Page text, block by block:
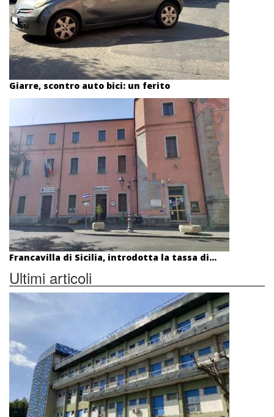
Giarre, scontro auto bici: un ferito
Francavilla di Sicilia, introdotta la tassa di...
Ultimi articoli